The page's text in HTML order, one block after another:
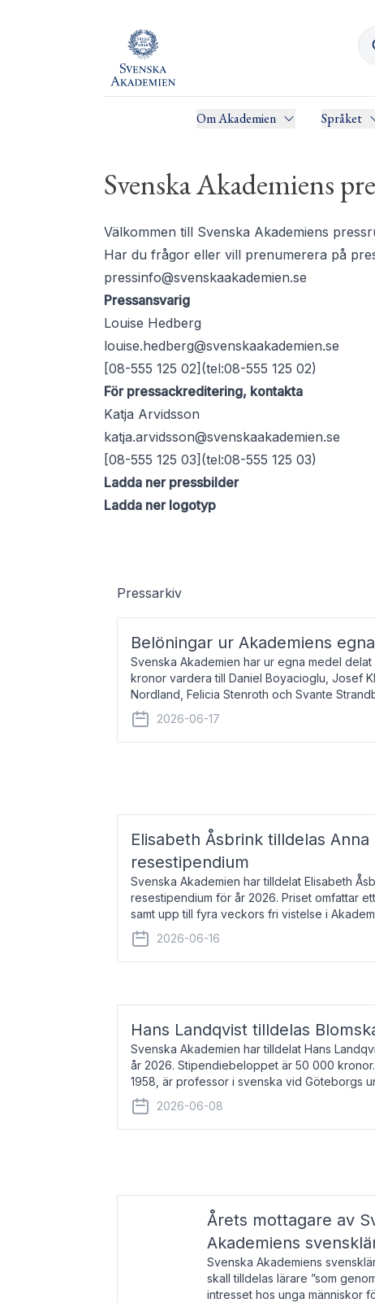
Om Akademien Språket
Svenska Akademiens
Välkommen till Svenska Akademiens
Har du frågor eller vill prenumerera på
pressinfo@svenskaakademien.se
Pressansvarig
Louise Hedberg
louise.hedberg@svenskaakademien.se
[08-555 125 02](tel:08-555 125 02)
För pressackreditering, kontakta
Katja Arvidsson
katja.arvidsson@svenskaakademien.se
[08-555 125 03](tel:08-555 125 03)
Ladda ner pressbilder
Ladda ner logotyp
Pressarkiv
Belöningar ur Akademiens
Svenska Akademien har ur egna medel
kronor vardera till Daniel Boyacioglu, Josef
Nordland, Felicia Stenroth och Svante
född 1981, är poet och scenartist. Josef
2026-06-17
Elisabeth Åsbrink tilldelas Anna
resestipendium
Svenska Akademien har tilldelat Elisabeth
resestipendium för år 2026. Priset omfattar
samt upp till fyra veckors fri vistelse i
Elisabeth Åsbrink, född 1965 oc
2026-06-16
Hans Landqvist tilldelas
Svenska Akademien har tilldelat Hans
år 2026. Stipendiebeloppet är 50 000
1958, är professor i svenska vid Göteborgs
år 2000 på avhandlingen Författn
2026-06-08
Årets mottagare av
Akademiens
Svenska Akademiens
skall tilldelas lärare ”som
intresset hos unga människor